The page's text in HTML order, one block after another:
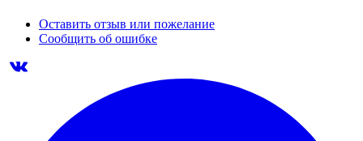
Оставить отзыв или пожелание
Сообщить об ошибке